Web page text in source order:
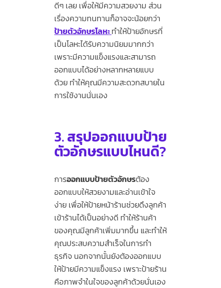
ดีๆ เลย เพื่อให้มีความสวยงาม ส่วน
เรื่องความทนทานก็อาจจะน้อยกว่า
ป้ายตัวอักษรโลหะทำให้ป้ายอักษรที่
เป็นโลหะได้รับความนิยมมากกว่า
เพราะมีความแข็งแรงและสามารถ
ออกแบบได้อย่างหลากหลายแบบ
ด้วย ทำให้คุณมีความสะดวกสบายใน
การใช้งานนั่นเอง
3.สรุปออกแบบป้าย
ตัวอักษรแบบไหนดี?
การออกแบบป้ายตัวอักษรต้อง
ออกแบบให้สวยงามและอ่านเข้าใจ
ง่าย เพื่อให้ป้ายหน้าร้านช่วยดึงลูกค้า
เข้าร้านได้เป็นอย่างดี ทำให้ร้านค้า
ของคุณมีลูกค้าเพิ่มมากขึ้น และทำให้
คุณประสบความสำเร็จในการทำ
ธุรกิจ นอกจากนั้นยังต้องออกแบบ
ให้ป้ายมีความแข็งแรง เพราะป้ายร้าน
คือภาพจำในใจของลูกค้าด้วยนั่นเอง